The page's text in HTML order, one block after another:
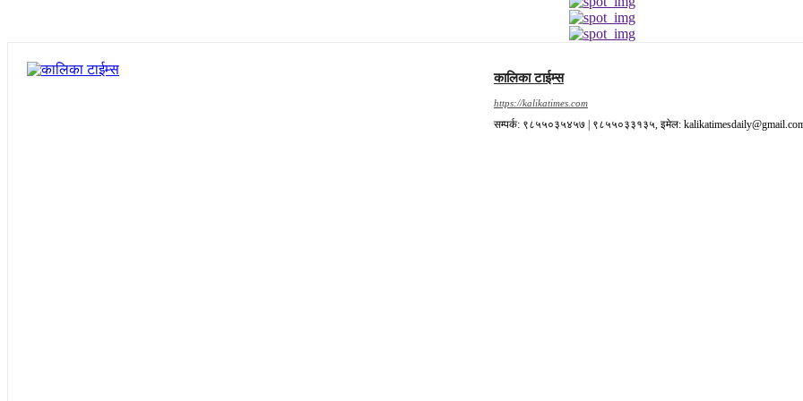
कालिका टाईम्स
https://kalikatimes.com
सम्पर्क: ९८५५०३५४५७ | ९८५५०३३१३५, इमेल: